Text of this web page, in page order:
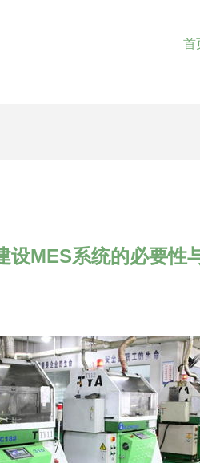
首
设MES系统的必要性